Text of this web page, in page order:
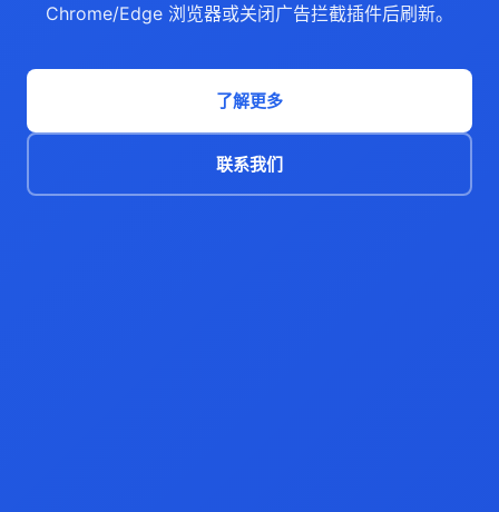
Chrome/Edge 浏览器或关闭广告拦截插件后刷新。
了解更多
联系我们